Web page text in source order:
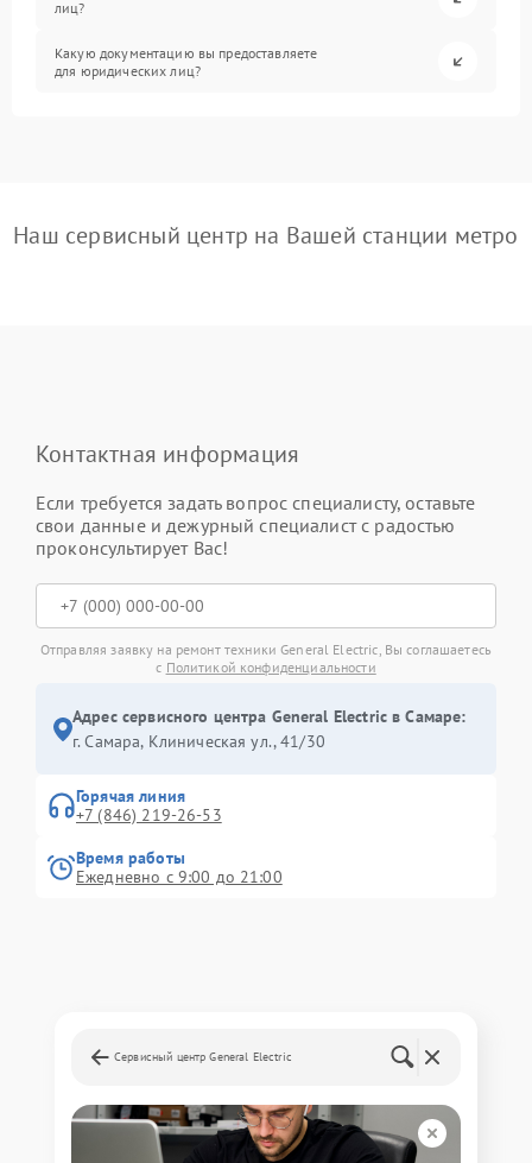
лиц?
Какую документацию вы предоставляете
для юридических лиц?
Наш сервисный центр на Вашей станции метро
Контактная информация
Если требуется задать вопрос специалисту, оставьте
свои данные и дежурный специалист с радостью
проконсультирует Вас!
Отправляя заявку на ремонт техники General Electric, Вы соглашаетесь
с Политикой конфиденциальности
Адрес сервисного центра General Electric в Самаре:
г. Самара, Клиническая ул., 41/30
Горячая линия
+7 (846) 219-26-53
Время работы
Ежедневно с 9:00 до 21:00
Сервисный центр General Electric